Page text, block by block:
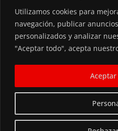
Utilizamos cookies para
navegación, publicar
personalizados y analizar
"Aceptar todo", acepta
Financiado por la